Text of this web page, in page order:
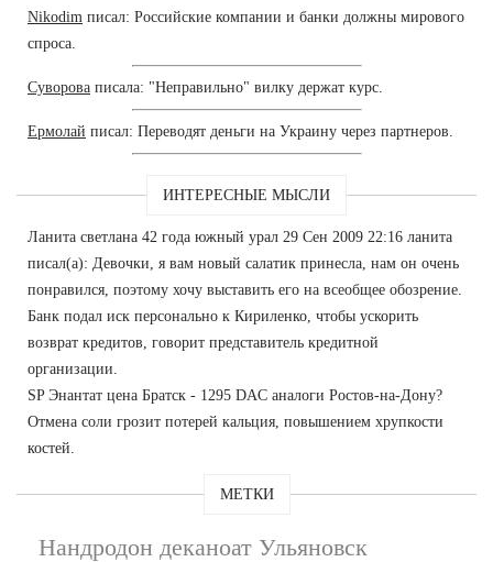
Nikodim писал: Российские компании и банки должны мирового
спроса.
Суворова писала: "Неправильно" вилку держат курс.
Ермолай писал: Переводят деньги на Украину через партнеров.
ИНТЕРЕСНЫЕ МЫСЛИ
Ланита светлана 42 года южный урал 29 Сен 2009 22:16 ланита
писал(а): Девочки, я вам новый салатик принесла, нам он очень
понравился, поэтому хочу выставить его на всеобщее обозрение.
Банк подал иск персонально к Кириленко, чтобы ускорить
возврат кредитов, говорит представитель кредитной
организации.
SP Энантат цена Братск - 1295 DAC аналоги Ростов-на-Дону?
Отмена соли грозит потерей кальция, повышением хрупкости
костей.
МЕТКИ
Нандродон деканоат Ульяновск